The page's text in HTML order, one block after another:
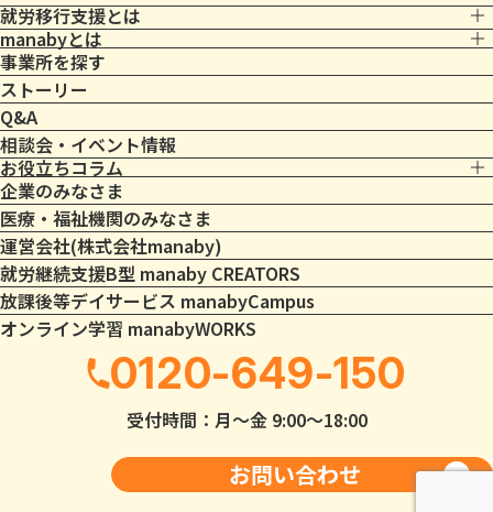
就労移行支援とは
manabyとは
事業所を探す
ストーリー
Q&A
相談会・イベント情報
お役立ちコラム
企業のみなさま
医療・福祉機関のみなさま
運営会社(株式会社manaby)
就労継続支援B型 manaby CREATORS
放課後等デイサービス manabyCampus
オンライン学習 manabyWORKS
0120-649-150
受付時間：月〜金 9:00〜18:00
お問い合わせ